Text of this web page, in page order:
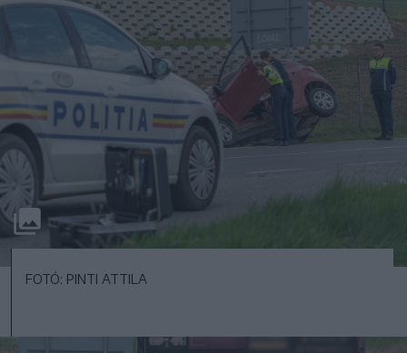
FOTÓ: PINTI ATTILA